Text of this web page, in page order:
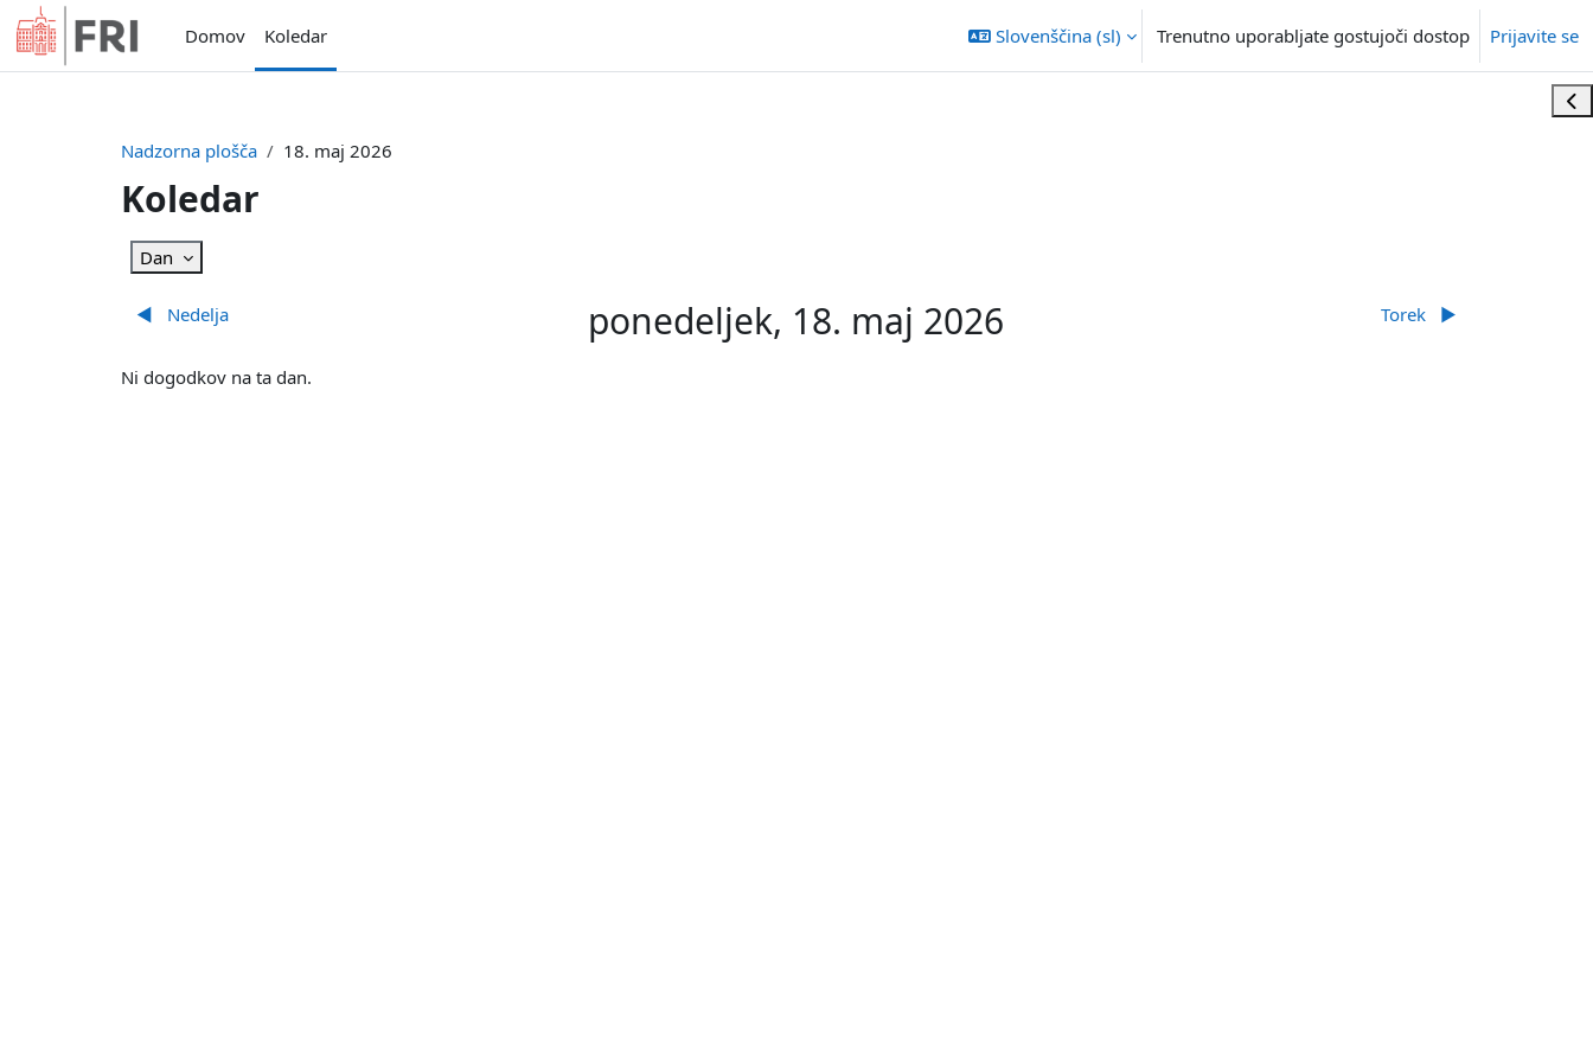
Preskoči na glavno vsebino
Domov
Koledar Slovenščina ‎(sl)‎ Trenutno uporabljate gostujoči dostop Prijavite se
Nadzorna plošča 18. maj 2026
Koledar
Dan
◀︎ Nedelja ponedeljek, 18. maj 2026 Torek ▶︎
Ni dogodkov na ta dan.